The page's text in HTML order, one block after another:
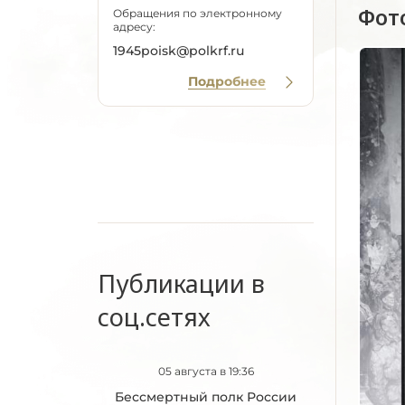
Обращения по электронному
адресу:
1945poisk@polkrf.ru
Подробнее
Публикации в
соц.сетях
05 августа в 19:36
Бессмертный полк России